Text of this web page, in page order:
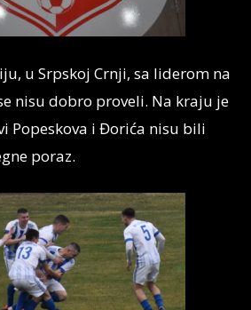
u Srpskoj Crnji, sa liderom na
nisu dobro proveli. Na kraju je
Popeskova i Đorića nisu bili
poraz.